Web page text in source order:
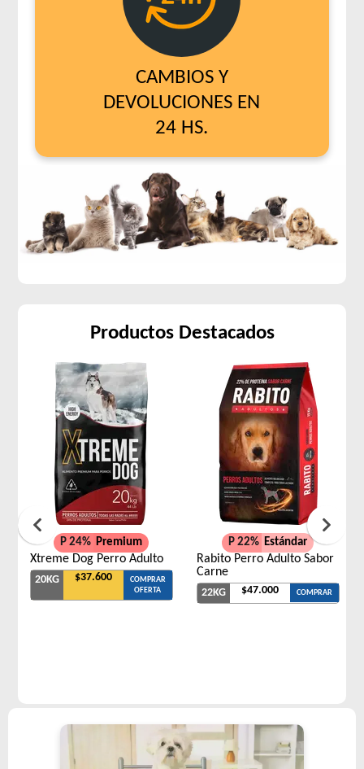
CAMBIOS Y
DEVOLUCIONES EN
24 HS.
Productos Destacados
P 24% Premium
Xtreme Dog Perro Adulto
20KG $37.600
COMPRAR
OFERTA
P 22% Estándar
Rabito Perro Adulto Sabor
Carne
22KG $47.000 COMPRAR